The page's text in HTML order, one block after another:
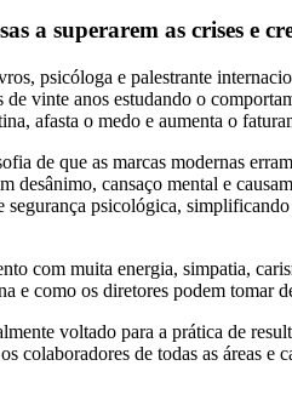
a superarem as crises e
psicóloga e palestrante
vinte anos estudando o
afasta o medo e aumenta o
de que as marcas modernas
desânimo, cansaço mental e
psicológica,
com muita energia, simpatia,
como os diretores podem tomar
voltado para a prática de
colaboradores de todas as áreas